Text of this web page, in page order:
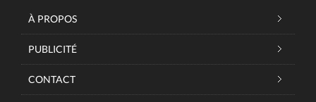
À PROPOS
PUBLICITÉ
CONTACT